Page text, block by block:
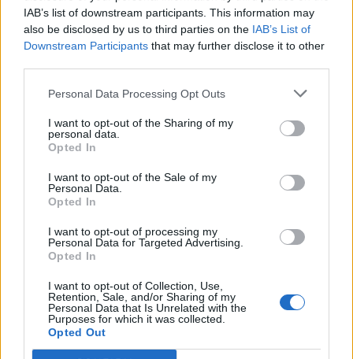
IAB’s list of downstream participants. This information may
also be disclosed by us to third parties on the IAB’s List of
Downstream Participants that may further disclose it to other
Personal Data Processing Opt Outs
I want to opt-out of the Sharing of my
personal data.
Opted In
I want to opt-out of the Sale of my
Personal Data.
Opted In
I want to opt-out of processing my
Personal Data for Targeted Advertising.
Opted In
I want to opt-out of Collection, Use,
Retention, Sale, and/or Sharing of my
Personal Data that Is Unrelated with the
Purposes for which it was collected.
Opted Out
5.1 Και τα δύο μέρη αναλαμβάνουν να
δημιουργήσουν ή να αποκαταστήσουν
συνεργασία στον πολιτικό, οικονομικό,
πολιτιστικό τομέα, καθώς και σε άλλους τομείς.
5.2 Και οι δύο πλευρές δεσμεύονται να
συνεργαστούν σε διμερές και πολυμερές
επίπεδο για τη διασφάλιση της περιφερειακής
ασφάλειας και σταθερότητας και την προώθηση
της ειρήνης στην Ευρώπη.
Άρθρο 6: Εγγυήσεις και έλεγχοι